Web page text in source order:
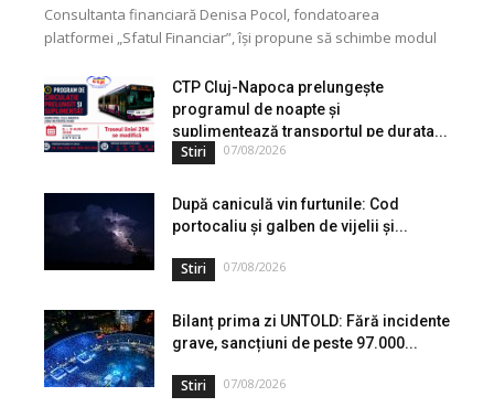
Consultanta financiară Denisa Pocol, fondatoarea
platformei „Sfatul Financiar”, își propune să schimbe modul
de peste...
CTP Cluj-Napoca prelungește
programul de noapte și
suplimentează transportul pe durata...
Stiri 07/08/2026
După caniculă vin furtunile: Cod
portocaliu și galben de vijelii și...
Stiri 07/08/2026
Bilanț prima zi UNTOLD: Fără incidente
grave, sancțiuni de peste 97.000...
Stiri 07/08/2026